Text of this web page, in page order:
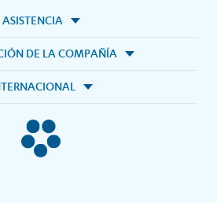
ASISTENCIA
DE LA COMPAÑÍA